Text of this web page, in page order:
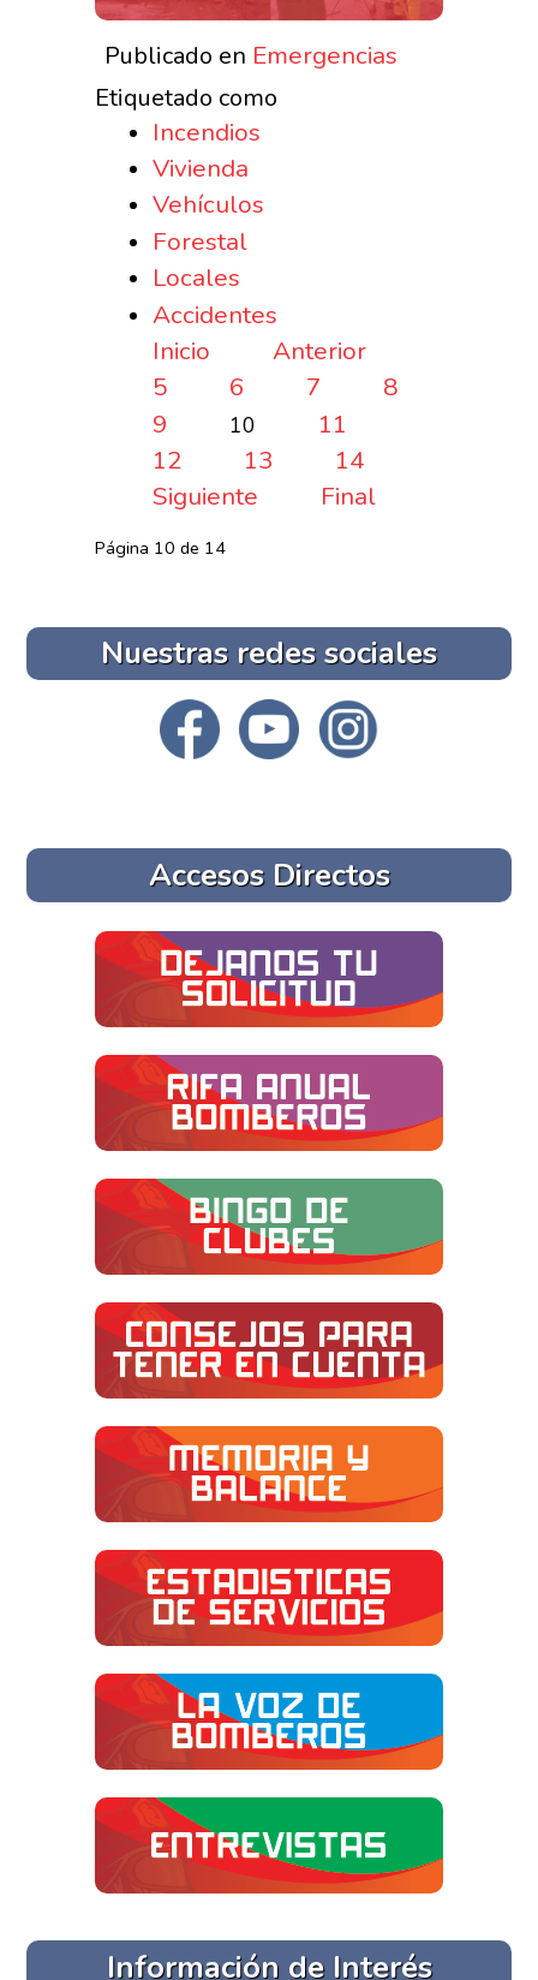
Publicado en Emergencias
Etiquetado como
Incendios
Vivienda
Vehículos
Forestal
Locales
Accidentes
Inicio
Anterior
5
6 7
8
9
10
11
12
13
14
Siguiente
Final
Página 10 de 14
Nuestras redes sociales
Accesos Directos
Información de Interés